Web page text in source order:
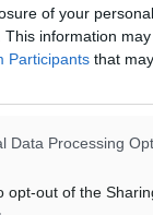
of your
This information
Participants that
Data Processing
opt-out of the
χονδρικού και
λιανικού
λόγια ο
σε χιλιάδες